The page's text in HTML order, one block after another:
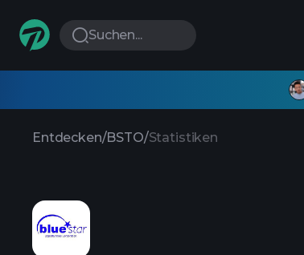
Suchen...
Entdecken/BSTO/Statistiken